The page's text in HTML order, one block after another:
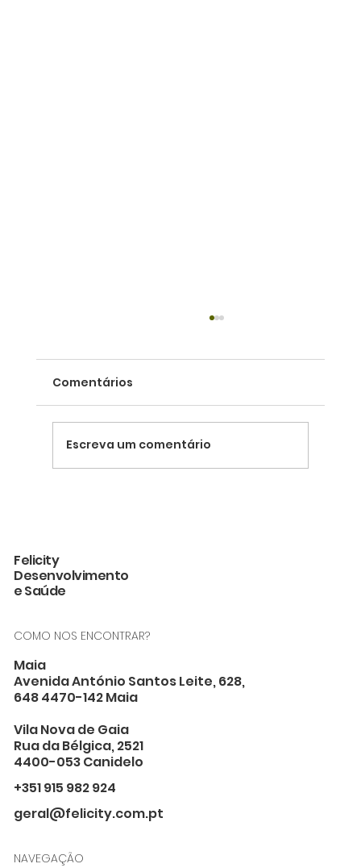
Comentários
Escreva um comentário
Felicity
Desenvolvimento
e Saúde
COMO NOS ENCONTRAR?
Maia
Avenida António Santos Leite, 628,
648 4470-142 Maia
Vila Nova de Gaia
Rua da Bélgica, 2521
4400-053 Canidelo
+351 915 982 924
geral@felicity.com.pt
NAVEGAÇÃO